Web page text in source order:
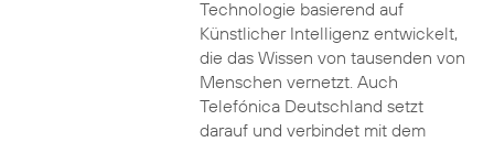
Technologie basierend auf
Künstlicher Intelligenz entwickelt,
die das Wissen von tausenden von
Menschen vernetzt. Auch
Telefónica Deutschland setzt
darauf und verbindet mit dem